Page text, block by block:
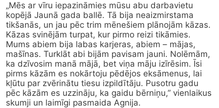
„Mēs ar vīru iepazināmies mūsu abu darbavietu
kopējā Jaunā gada ballē. Tā bija neaizmirstama
tikšanās, un jau pēc trim mēnešiem plānojām kāzas.
Kāzas svinējām turpat, kur pirmo reizi tikāmies.
Mums abiem bija labas karjeras, abiem – mājas,
mašīnas. Turklāt abi bijām pavisam jauni. Nolēmām,
ka dzīvosim manā mājā, bet viņa māju izīrēsim. Īsi
pirms kāzām es nokārtoju pēdējos eksāmenus, lai
kļūtu par zvērinātu tiesu izpildītāju. Pusotru gadu
pēc kāzām es uzzināju, ka gaidu bērniņu,” vienlaikus
skumji un laimīgi pasmaida Agnija.